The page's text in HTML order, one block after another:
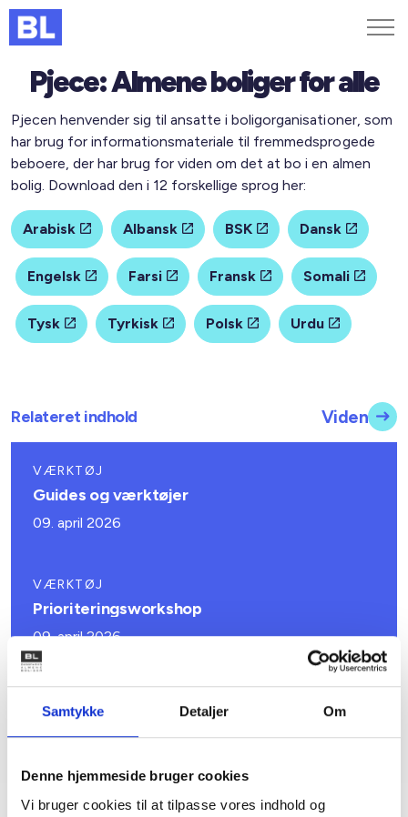
Samtykke Detaljer Om
Denne hjemmeside bruger cookies
Vi bruger cookies til at tilpasse vores indhold og
Genveje
Find medarbejder
Kurser og arrangementer
Jobportalen
MitBL
Pjece: Almene boliger for alle
Pjecen henvender sig til ansatte i boligorganisationer, som
har brug for informationsmateriale til fremmedsprogede
beboere, der har brug for viden om det at bo i en almen
bolig. Download den i 12 forskellige sprog her:
Arabisk Albansk BSK Dansk
Engelsk Farsi Fransk Somali
Tysk Tyrkisk Polsk Urdu
Relateret indhold Viden
VÆRKTØJ
Guides og værktøjer
09. april 2026
VÆRKTØJ
Prioriteringsworkshop
09. april 2026
Ambitionsworkshop